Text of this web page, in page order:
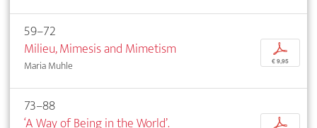
59–72
Milieu, Mimesis and Mimetism
Maria Muhle
p
€ 9,95
73–88
‘A Way of Being in the World’.
p